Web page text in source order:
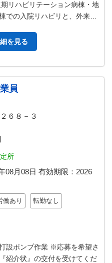
リハビリテーション病棟・地
での入院リハビリと、外来リ
を見る
員
６８－３
所
08月08日 有効期限： 2026
働あり 転勤なし
設ポンプ作業 ※応募を希望さ
紹介状』の交付を受けてくだ